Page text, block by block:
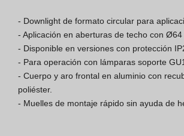
Finishes Book
BOYA OUT Shapes
Soluciones Acústicas
Mejores Proyectos
- Downlight de formato circular para
- Aplicación en aberturas de techo con Ø64
- Disponible en versiones con protección
- Para operación con lámparas soporte
- Cuerpo y aro frontal en aluminio con
poliéster.
- Muelles de montaje rápido sin ayuda de